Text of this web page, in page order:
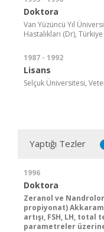
Doktora
Van Yüzüncü Yıl
Hastalıkları (Dr), Türkiye
1987 - 1992
Lisans
Selçuk Üniversitesi,
Yaptığı Tezler
1996
Doktora
Zeranol ve
propiyonat)
artışı, FSH, LH,
parametreler